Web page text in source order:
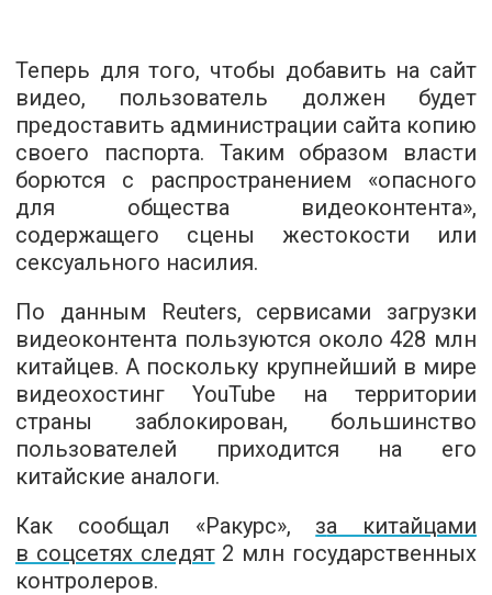
Теперь для того, чтобы добавить на сайт
видео, пользователь должен будет
предоставить администрации сайта копию
своего паспорта. Таким образом власти
борются с распространением «опасного
для общества видеоконтента»,
содержащего сцены жестокости или
сексуального насилия.
По данным Reuters, сервисами загрузки
видеоконтента пользуются около 428 млн
китайцев. А поскольку крупнейший в мире
видеохостинг YouTube на территории
страны заблокирован, большинство
пользователей приходится на его
китайские аналоги.
Как сообщал «Ракурс», за китайцами
в соцсетях следят2 млн государственных
контролеров.